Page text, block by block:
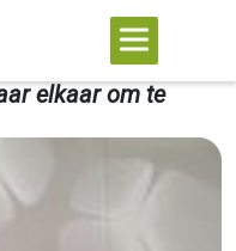
elkaar om te